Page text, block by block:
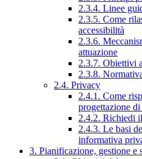
2.3.4. Linee
2.3.5. Come
accessibilità
2.3.6.
attuazione
2.3.7. Obiettivi
2.3.8.
2.4. Privacy
2.4.1. Come
progettazione
2.4.2. Richiedi
2.4.3. Le basi
informativa
3. Pianificazione, gestione e